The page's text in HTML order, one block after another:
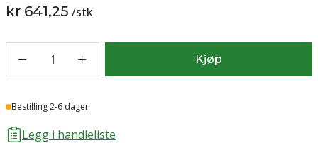
kr 641,25 /stk
1 Kjøp
Lager
Bestilling 2-6 dager
Legg i handleliste